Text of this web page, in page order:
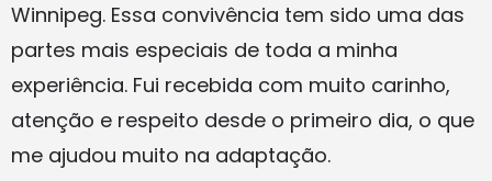
Winnipeg. Essa convivência tem sido uma das
partes mais especiais de toda a minha
experiência. Fui recebida com muito carinho,
atenção e respeito desde o primeiro dia, o que
me ajudou muito na adaptação.